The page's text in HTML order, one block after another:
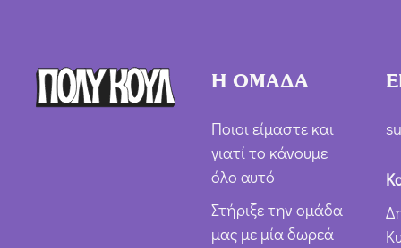
Η ΟΜΑΔΑ
Ποιοι είμαστε και
γιατί το κάνουμε
όλο αυτό
Στήριξε την ομάδα
μας με μία δωρεά